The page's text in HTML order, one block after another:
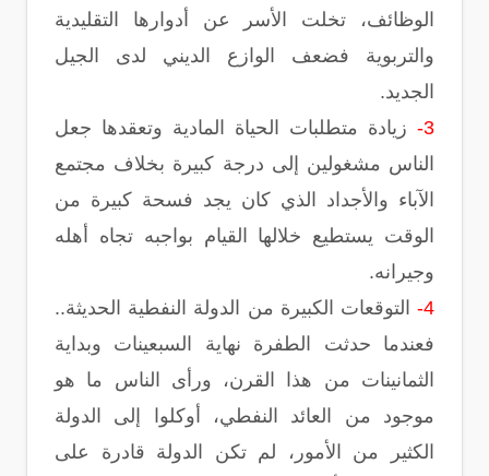
الوظائف، تخلت الأسر عن أدوارها التقليدية
والتربوية فضعف الوازع الديني لدى الجيل
الجديد.
3-
زيادة متطلبات الحياة المادية وتعقدها جعل
الناس مشغولين إلى درجة كبيرة بخلاف مجتمع
الآباء والأجداد الذي كان يجد فسحة كبيرة من
الوقت يستطيع خلالها القيام بواجبه تجاه أهله
وجيرانه.
4-
التوقعات الكبيرة من الدولة النفطية الحديثة..
فعندما حدثت الطفرة نهاية السبعينات وبداية
الثمانينات من هذا القرن، ورأى الناس ما هو
موجود من العائد النفطي، أوكلوا إلى الدولة
الكثير من الأمور، لم تكن الدولة قادرة على